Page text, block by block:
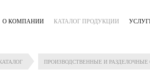
О КОМПАНИИ КАТАЛОГ ПРОДУКЦИИ
ПРОИЗВОДСТВЕННЫЕ И РАЗДЕЛОЧНЫЕ